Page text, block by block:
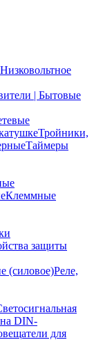
Низковольтное
| Бытовые
Тройники,
Таймеры
Клеммные
защиты
(силовое)Реле,
DIN-
для